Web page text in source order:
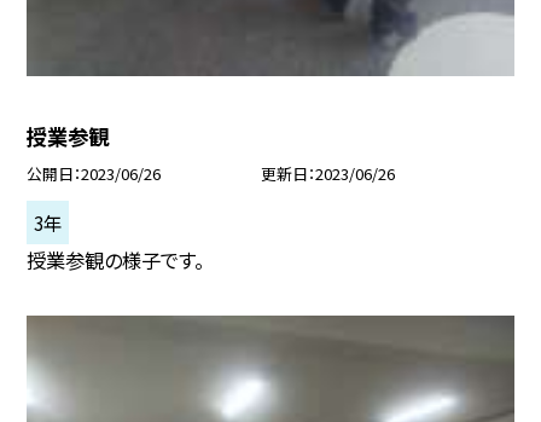
授業参観
公開日 2023/06/26 更新日 2023/06/26
3年
授業参観の様子です。